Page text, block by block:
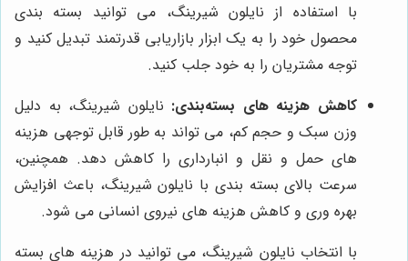
با استفاده از نایلون شیرینگ، می توانید بسته بندی
محصول خود را به یک ابزار بازاریابی قدرتمند تبدیل کنید و
توجه مشتریان را به خود جلب کنید.
کاهش هزینه های بسته‌بندی: نایلون شیرینگ، به دلیل
وزن سبک و حجم کم، می تواند به طور قابل توجهی هزینه
های حمل و نقل و انبارداری را کاهش دهد. همچنین،
سرعت بالای بسته بندی با نایلون شیرینگ، باعث افزایش
بهره وری و کاهش هزینه های نیروی انسانی می شود.
با انتخاب نایلون شیرینگ، می توانید در هزینه های بسته